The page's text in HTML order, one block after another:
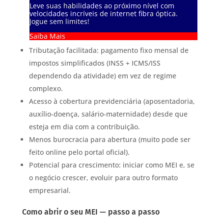
Leve suas habilidades ao próximo nível com
velocidades incríveis de internet fibra óptica.
Jogue sem limites!
Saiba Mais
Tributação facilitada: pagamento fixo mensal de
impostos simplificados (INSS + ICMS/ISS
dependendo da atividade) em vez de regime
complexo.
Acesso à cobertura previdenciária (aposentadoria,
auxílio-doença, salário-maternidade) desde que
esteja em dia com a contribuição.
Menos burocracia para abertura (muito pode ser
feito online pelo portal oficial).
Potencial para crescimento: iniciar como MEI e, se
o negócio crescer, evoluir para outro formato
empresarial.
Como abrir o seu MEI — passo a passo